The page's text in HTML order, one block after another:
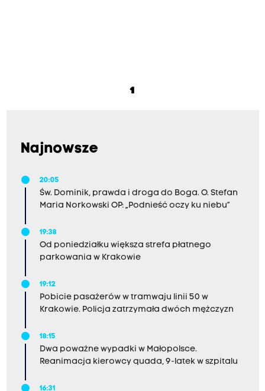
1
Najnowsze
20:05
Św. Dominik, prawda i droga do Boga. O. Stefan
Maria Norkowski OP: „Podnieść oczy ku niebu”
19:38
Od poniedziałku większa strefa płatnego
parkowania w Krakowie
19:12
Pobicie pasażerów w tramwaju linii 50 w
Krakowie. Policja zatrzymała dwóch mężczyzn
18:15
Dwa poważne wypadki w Małopolsce.
Reanimacja kierowcy quada, 9-latek w szpitalu
16:31